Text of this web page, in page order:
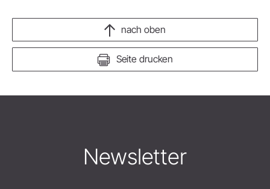
Seite drucken
nach oben
Newsletter